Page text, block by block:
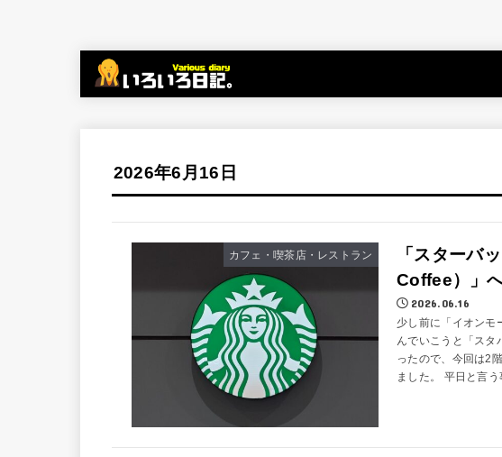
2026年6月16日
カフェ・喫茶店・レストラン
「スターバ
Coffee）」へ
2026.06.16
少し前に「イオンモ
んでいこうと「スタ
ったので、今回は2
ました。 平日と言う